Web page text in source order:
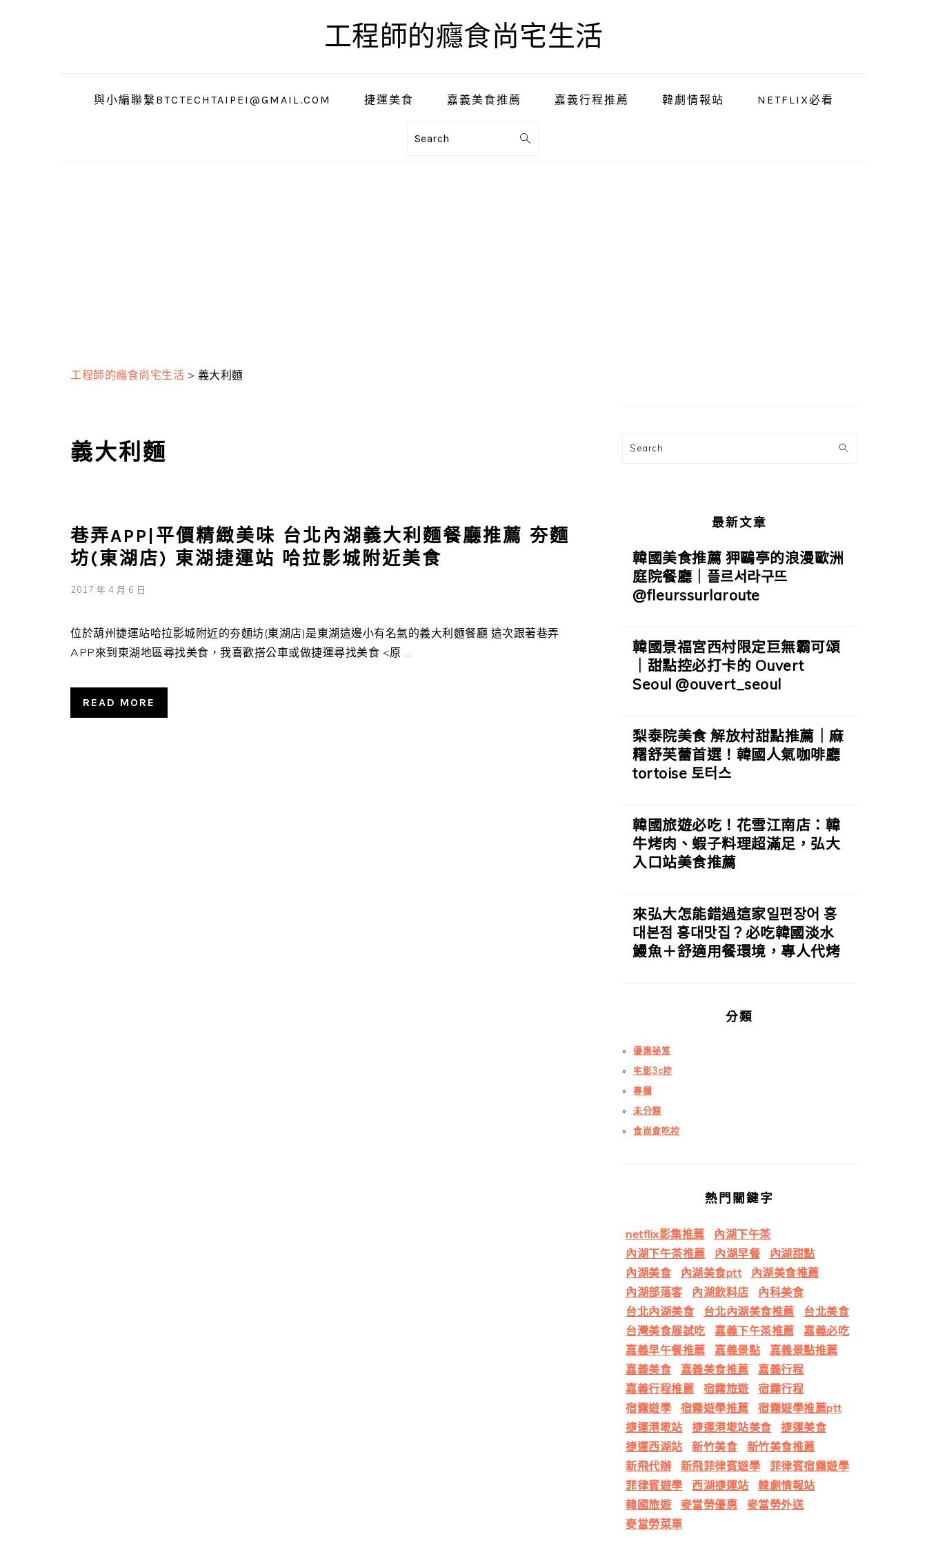
工程師的癮食尚宅生活
與小編聯繫BTCTECHTAIPEI@GMAIL.COM 捷運美食 嘉義美食推薦 嘉義行程推薦 韓劇情報站 NETFLIX必看
Search
工程師的癮食尚宅生活 > 義大利麵
義大利麵
巷弄APP|平價精緻美味 台北內湖義大利麵餐廳推薦 夯麵
坊(東湖店) 東湖捷運站 哈拉影城附近美食
2017 年 4 月 6 日
位於葫州捷運站哈拉影城附近的夯麵坊(東湖店)是東湖這邊小有名氣的義大利麵餐廳 這次跟著巷弄
APP來到東湖地區尋找美食，我喜歡搭公車或做捷運尋找美食 <原 ...
READ MORE
欄
Search
最新文章
韓國美食推薦 狎鷗亭的浪漫歐洲
庭院餐廳｜플르서라구뜨
@fleurssurlaroute
韓國景福宮西村限定巨無霸可頌
｜甜點控必打卡的 Ouvert
Seoul @ouvert_seoul
梨泰院美食 解放村甜點推薦｜麻
糬舒芙蕾首選！韓國人氣咖啡廳
tortoise 토터스
韓國旅遊必吃！花雪江南店：韓
牛烤肉、蝦子料理超滿足，弘大
入口站美食推薦
來弘大怎能錯過這家일편장어 홍
대본점 홍대맛집？必吃韓國淡水
鰻魚＋舒適用餐環境，專人代烤
分類
優惠祕笈
宅影3c控
專欄
未分類
食尚貪吃控
熱門關鍵字
netflix影集推薦
內湖下午茶
內湖下午茶推薦
內湖早餐
內湖甜點
內湖美食
內湖美食ptt
內湖美食推薦
內湖部落客
內湖飲料店
內科美食
台北內湖美食
台北內湖美食推薦
台北美食
台灣美食展試吃
嘉義下午茶推薦
嘉義必吃
嘉義早午餐推薦
嘉義景點
嘉義景點推薦
嘉義美食
嘉義美食推薦
嘉義行程
嘉義行程推薦
宿霧旅遊
宿霧行程
宿霧遊學
宿霧遊學推薦
宿霧遊學推薦ptt
捷運港墘站
捷運港墘站美食
捷運美食
捷運西湖站
新竹美食
新竹美食推薦
新飛代辦
新飛菲律賓遊學
菲律賓宿霧遊學
菲律賓遊學
西湖捷運站
韓劇情報站
韓國旅遊
麥當勞優惠
麥當勞外送
麥當勞菜單